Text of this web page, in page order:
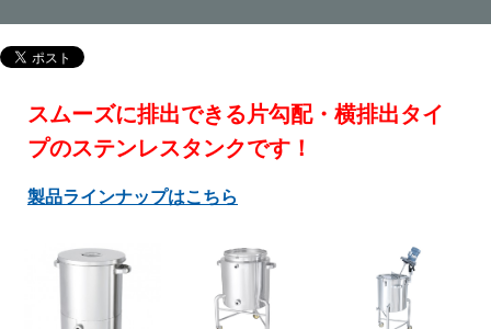
スムーズに排出できる片勾配・横排出タイ
プのステンレスタンクです！
製品ラインナップはこちら